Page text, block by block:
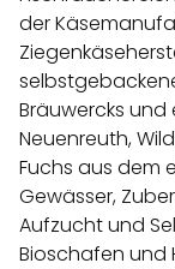
der
Bräuwercks
Neuenreuth,
Fuchs aus dem
Gewässer,
Aufzucht und
Bioschafen und